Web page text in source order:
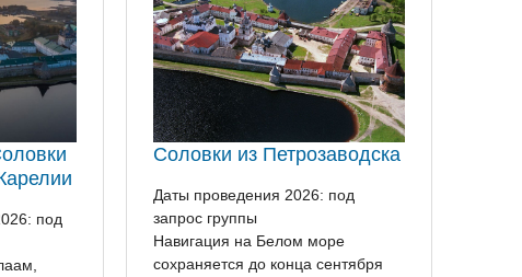
под
Соловки из Петрозаводска
Даты проведения 2026: под
запрос группы
Навигация на Белом море
сохраняется до конца сентября